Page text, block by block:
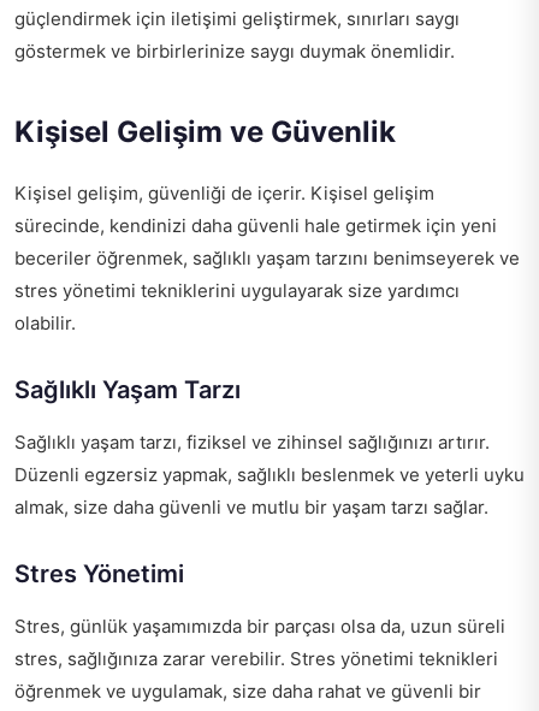
güçlendirmek için iletişimi geliştirmek, sınırları saygı
göstermek ve birbirlerinize saygı duymak önemlidir.
Kişisel Gelişim ve Güvenlik
Kişisel gelişim, güvenliği de içerir. Kişisel gelişim
sürecinde, kendinizi daha güvenli hale getirmek için yeni
beceriler öğrenmek, sağlıklı yaşam tarzını benimseyerek ve
stres yönetimi tekniklerini uygulayarak size yardımcı
olabilir.
Sağlıklı Yaşam Tarzı
Sağlıklı yaşam tarzı, fiziksel ve zihinsel sağlığınızı artırır.
Düzenli egzersiz yapmak, sağlıklı beslenmek ve yeterli uyku
almak, size daha güvenli ve mutlu bir yaşam tarzı sağlar.
Stres Yönetimi
Stres, günlük yaşamımızda bir parçası olsa da, uzun süreli
stres, sağlığınıza zarar verebilir. Stres yönetimi teknikleri
öğrenmek ve uygulamak, size daha rahat ve güvenli bir